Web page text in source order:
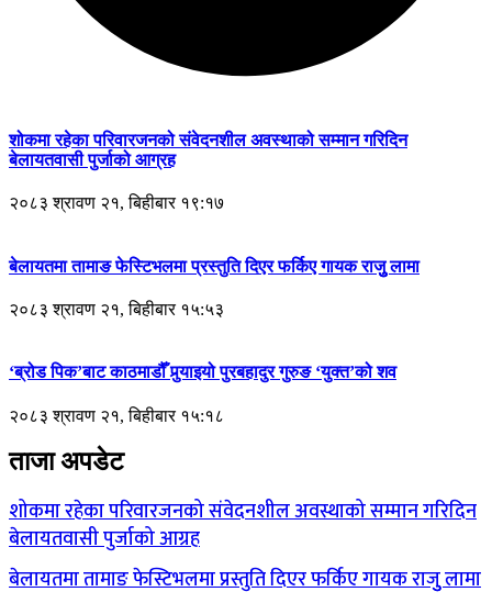
शोकमा रहेका परिवारजनको संवेदनशील अवस्थाको सम्मान गरिदिन
बेलायतवासी पुर्जाको आग्रह
२०८३ श्रावण २१, बिहीबार १९:१७
बेलायतमा तामाङ फेस्टिभलमा प्रस्तुति दिएर फर्किए गायक राजुु लामा
२०८३ श्रावण २१, बिहीबार १५:५३
‘ब्रोड पिक’बाट काठमाडौँ पुर्‍याइयो पुरबहादुर गुरुङ ‘युक्त’को शव
२०८३ श्रावण २१, बिहीबार १५:१८
ताजा अपडेट
शोकमा रहेका परिवारजनको संवेदनशील अवस्थाको सम्मान गरिदिन
बेलायतवासी पुर्जाको आग्रह
बेलायतमा तामाङ फेस्टिभलमा प्रस्तुति दिएर फर्किए गायक राजुु लामा